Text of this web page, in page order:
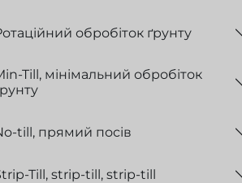
обробіток ґрунту
Till, мінімальний обробіток
till, прямий посів
Till, strip-till, strip-till